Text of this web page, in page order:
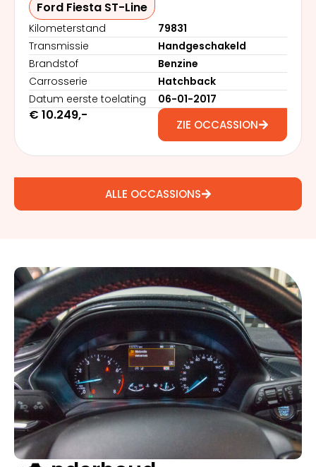
Ford Fiesta ST-Line
Kilometerstand
79831
Transmissie
Handgeschakeld
Brandstof
Benzine
Carrosserie
Hatchback
Datum eerste toelating
06-01-2017
€ 10.249,-
ZIE OCCASSION
ALLE OCCASSIONS